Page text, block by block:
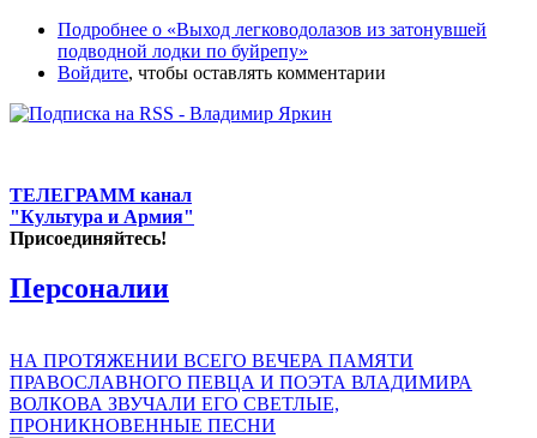
Подробнее о «Выход легководолазов из затонувшей
подводной лодки по буйрепу»
Войдите, чтобы оставлять комментарии
ТЕЛЕГРАММ канал
"Культура и Армия"
Присоединяйтесь!
Персоналии
НА ПРОТЯЖЕНИИ ВСЕГО ВЕЧЕРА ПАМЯТИ
ПРАВОСЛАВНОГО ПЕВЦА И ПОЭТА ВЛАДИМИРА
ВОЛКОВА ЗВУЧАЛИ ЕГО СВЕТЛЫЕ,
ПРОНИКНОВЕННЫЕ ПЕСНИ